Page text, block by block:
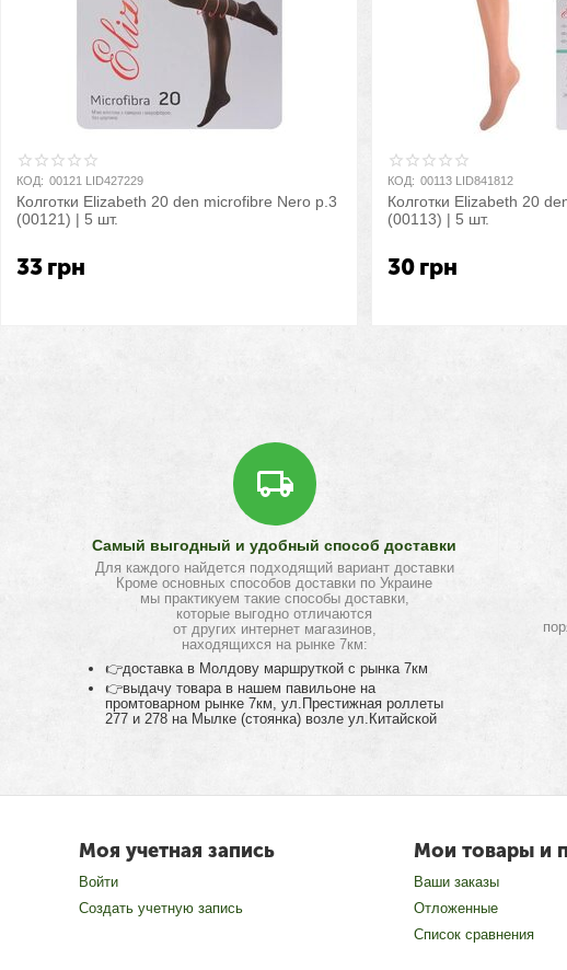
КОД: 00121 LID427229
Колготки Elizabeth 20 den microfibre Nero р.3
(00121) | 5 шт.
33 грн
КОД: 00113 LID841812
Колготки Elizabeth 20
(00113) | 5 шт.
30 грн
Самый выгодный и удобный способ доставки
Для каждого найдется подходящий вариант доставки
Кроме основных способов доставки по Украине
мы практикуем такие способы доставки,
которые выгодно отличаются
от других интернет магазинов,
находящихся на рынке 7км:
👉доставка в Молдову маршруткой с рынка 7км
👉выдачу товара в нашем павильоне на
промтоварном рынке 7км, ул.Престижная роллеты
277 и 278 на Мылке (стоянка) возле ул.Китайской
Моя учетная запись
Войти
Создать учетную запись
Мои товары и
Ваши заказы
Отложенные
Список сравнения